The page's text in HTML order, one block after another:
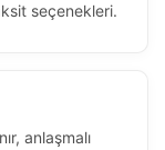
seçenekleri.
anlaşmalı